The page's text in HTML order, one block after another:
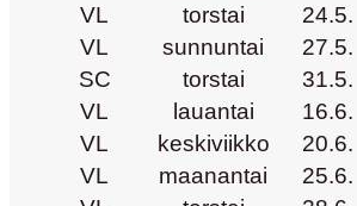
VL
torstai 24.5.
VL
sunnuntai 27.5.
SC
torstai 31.5.
VL
lauantai 16.6.
VL
keskiviikko 20.6.
VL
maanantai 25.6.